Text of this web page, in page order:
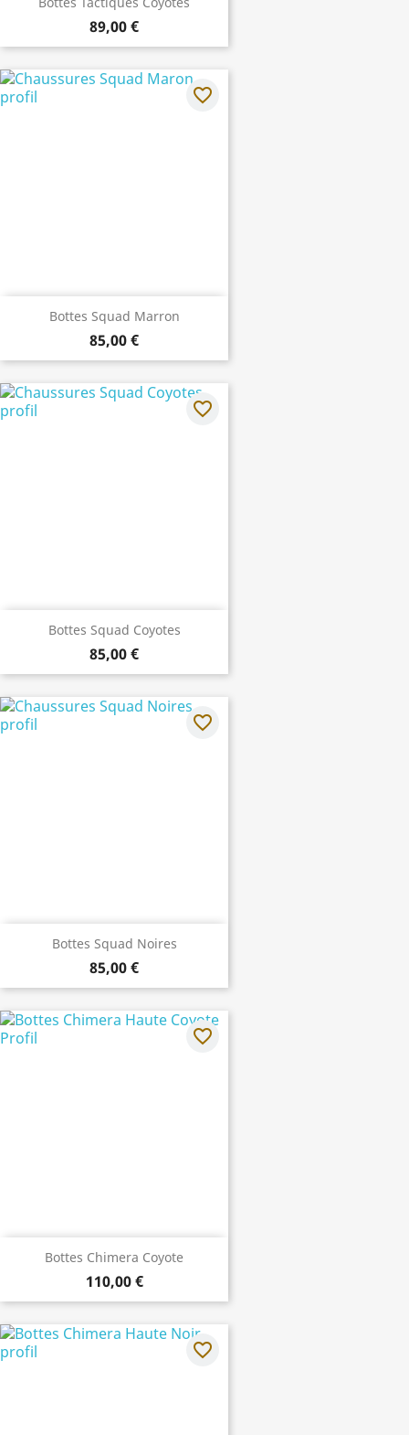
89,00 €
Bottes Squad Marron
85,00 €
favorite_border
Bottes Squad Coyotes
85,00 €
favorite_border
Bottes Squad Noires
85,00 €
favorite_border
Bottes Chimera Coyote
110,00 €
favorite_border
favorite_border